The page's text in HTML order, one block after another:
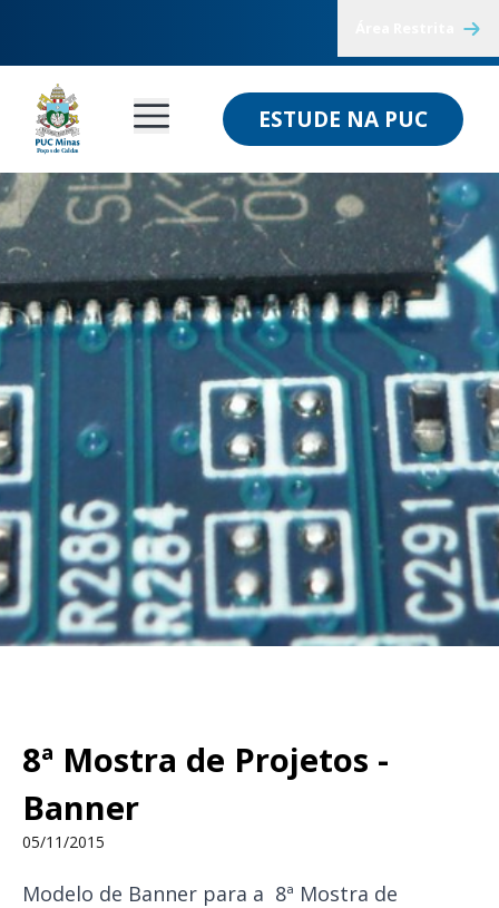
ESTUDE NA PUC
8ª Mostra de Projetos -
Banner
05/11/2015
Modelo de Banner para a 8ª Mostra de